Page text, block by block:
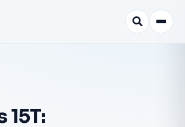
15T: